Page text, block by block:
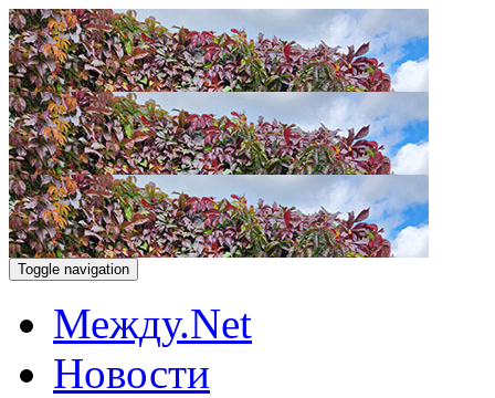
Toggle navigation
Между.Net
Новости